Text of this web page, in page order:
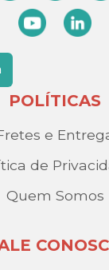
POLÍTICAS
e
de
Quem Somos